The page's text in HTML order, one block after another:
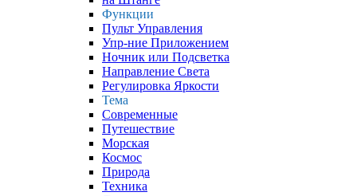
Функции
Пульт Управления
Упр-ние Приложением
Ночник или Подсветка
Направление Света
Регулировка Яркости
Тема
Современные
Путешествие
Морская
Космос
Природа
Техника